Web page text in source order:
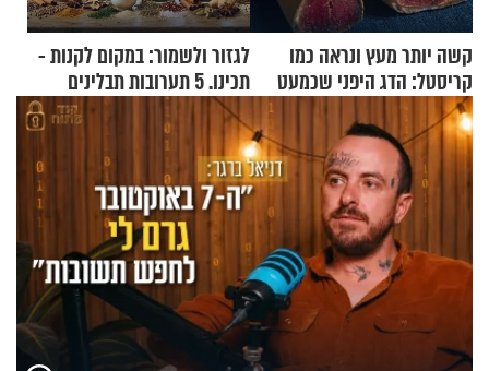
קשה יותר מעץ ונראה כמו
קריסטל: הדג היפני שכמעט
בלתי אפשרי לחתוך
לגזור ולשמור: במקום לקנות -
תכינו. 5 תערובות תבלינים
שמתאימות להכל